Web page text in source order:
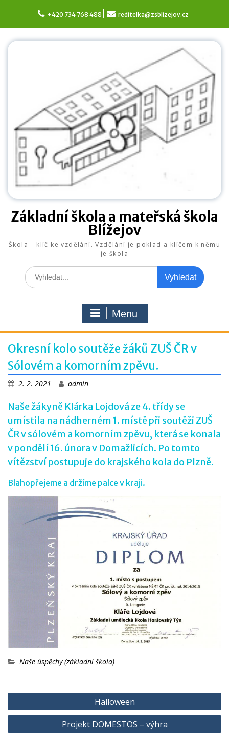
content
+420 734 768 488 reditelka@zsblizejov.cz
Základní škola a mateřská škola
Blížejov
Škola – klíč ke vzdělání. Vzdělání je poklad a klíčem k němu
je škola
Search
for:
Menu
Okresní kolo soutěže žáků ZUŠ ČR v
Sólovém a komorním zpěvu.
2. 2. 2021 admin
Naše žákyně Klárka Lojdová ze 4. třídy se
umístila na nádherném 1. místě při soutěži ZUŠ
ČR v sólovém a komorním zpěvu, která se konala
v pondělí 16. února v Domažlicích. Po tomto
vítězství postupuje do krajského kola do Plzně.
Blahopřejeme a držíme palce v kraji.
Naše úspěchy (základní škola)
Navigace
pro
Halloween
Projekt DOMESTOS – výhra